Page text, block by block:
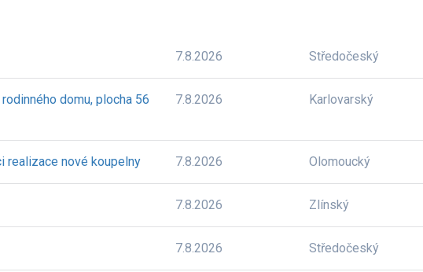
7.8.2026 Středočeský
domu, plocha 56
7.8.2026 Karlovarský
realizace nové koupelny 7.8.2026 Olomoucký
7.8.2026 Zlínský
7.8.2026 Středočeský